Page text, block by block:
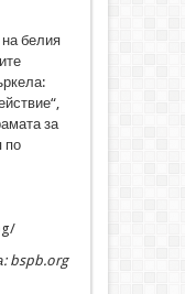
белия
за
по
bspb.org